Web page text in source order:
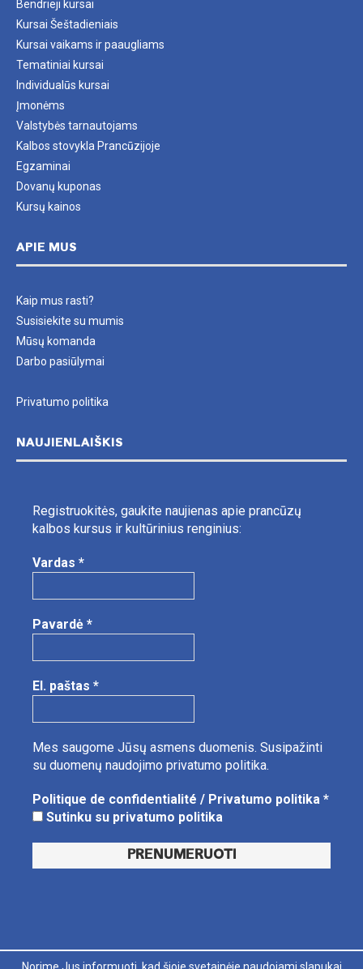
Bendrieji kursai
Kursai Šeštadieniais
Kursai vaikams ir paaugliams
Tematiniai kursai
Individualūs kursai
Įmonėms
Valstybės tarnautojams
Kalbos stovykla Prancūzijoje
Egzaminai
Dovanų kuponas
Kursų kainos
APIE MUS
Kaip mus rasti?
Susisiekite su mumis
Mūsų komanda
Darbo pasiūlymai
Privatumo politika
NAUJIENLAIŠKIS
Registruokitės, gaukite naujienas apie prancūzų
kalbos kursus ir kultūrinius renginius:
Vardas *
Pavardė *
El. paštas *
Mes saugome Jūsų asmens duomenis. Susipažinti
su duomenų naudojimo privatumo politika.
Politique de confidentialité / Privatumo politika *
Sutinku su privatumo politika